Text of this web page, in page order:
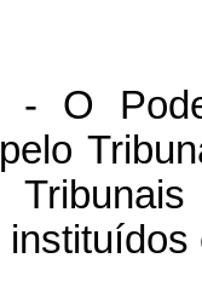
- O